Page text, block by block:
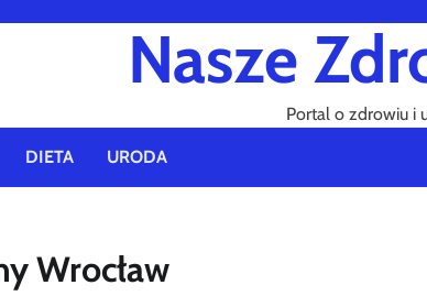
Nasze
Portal o zdrowiu i
DIETA URODA
Wrocław